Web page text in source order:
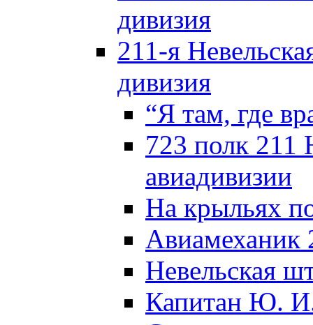
дивизия
211-я
дивизия
“Я там, где
723 полк 211
авиадивизии
На крыльях
Невельская
Капитан Ю.